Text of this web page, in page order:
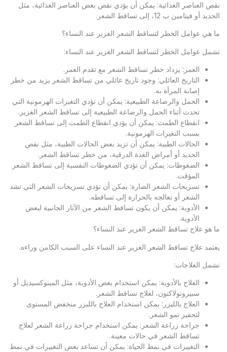
نقص العناصر الغذائية: يمكن أن يؤدي نقص بعض العناصر الغذائية، مثل
الحديد أو فيتامين ب 12، إلى تساقط الشعر.
ما هي عوامل الخطر لتساقط الشعر الغزير عند النساء؟
تشمل عوامل الخطر لتساقط الشعر الغزير عند النساء:
العمر: يزداد خطر تساقط الشعر مع تقدم العمر.
التاريخ العائلي: وجود تاريخ عائلي من تساقط الشعر يزيد من خطر
إصابة المرأة به.
الحمل والرضاعة الطبيعية: يمكن أن تؤدي التغيرات الهرمونية التي
تحدث أثناء الحمل والرضاعة الطبيعية إلى تساقط الشعر الغزير.
انقطاع الطمث: يمكن أن يؤدي انقطاع الطمث إلى تساقط الشعر
بسبب التغيرات الهرمونية.
الحالات الطبية: يمكن أن تزيد بعض الحالات الطبية، مثل نقص
الحديد أو أمراض الغدة الدرقية، من خطر تساقط الشعر.
الضغوطات: يمكن أن تؤدي الضغوطات النفسية إلى تساقط الشعر
المؤقت.
تسريحات الشعر الضارة: يمكن أن تؤدي تسريحات الشعر التي تشد
الشعر أو تعالجه بالحرارة إلى تساقطه.
الأدوية: يمكن أن يكون تساقط الشعر من الآثار الجانبية لبعض
الأدوية.
ما هو علاج تساقط الشعر الغزير عند النساء؟
يعتمد علاج تساقط الشعر الغزير عند النساء على السبب الكامن وراءه.
تشمل العلاجات:
العلاج بالأدوية: يمكن استخدام بعض الأدوية، مثل المينوكسيديل أو
سبيرونولاكتون، لعلاج تساقط الشعر.
العلاج بالليزر: يمكن استخدام العلاج بالليزر منخفض المستوى
لتحفيز نمو الشعر.
جراحة زراعة الشعر: يمكن استخدام جراحة زراعة الشعر لعلاج
تساقط الشعر في حالات معينة.
التغييرات في نمط الحياة: يمكن أن تساعد بعض التغييرات في نمط